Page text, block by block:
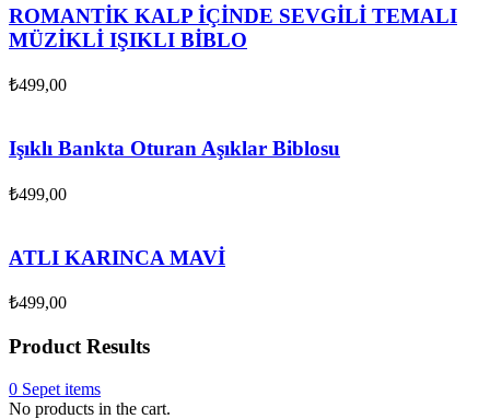
ROMANTİK KALP İÇİNDE SEVGİLİ TEMALI
MÜZİKLİ IŞIKLI BİBLO
₺499,00
Işıklı Bankta Oturan Aşıklar Biblosu
₺499,00
ATLI KARINCA MAVİ
₺499,00
Product Results
0 Sepet items
No products in the cart.